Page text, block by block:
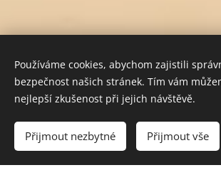
Do košíku
Používáme cookies, abychom zajistili
bezpečnost našich stránek. Tím vám
nejlepší zkušenost při jejich návštěvě.
Přijmout nezbytné Přijmout vše